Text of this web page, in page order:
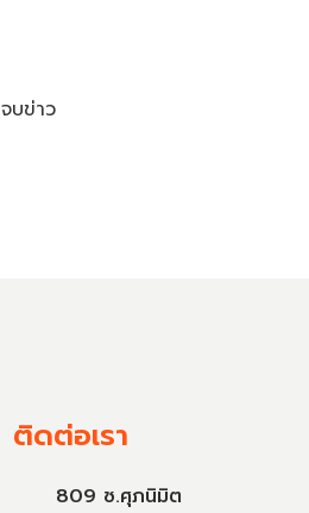
จบข่าว
ติดต่อเรา
809 ซ.ศุภนิมิต